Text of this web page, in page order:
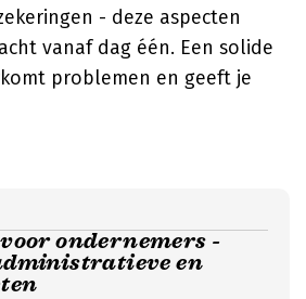
- deze aspecten
vanaf dag één. Een solide
problemen en geeft je
ondernemers -
en